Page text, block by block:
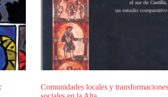
Comunidades locales y transformaciones